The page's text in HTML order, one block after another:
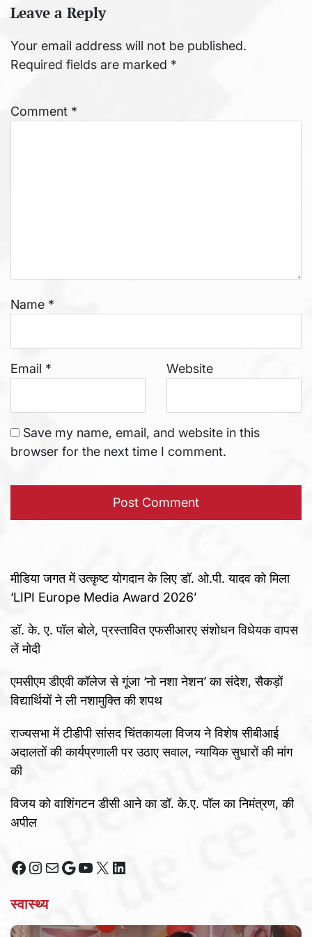
Leave a Reply
Your email address will not be published.
Required fields are marked *
Comment *
Name *
Email * Website
Save my name, email, and website in this
browser for the next time I comment.
मीडिया जगत में उत्कृष्ट योगदान के लिए डॉ. ओ.पी. यादव को मिला
‘LIPI Europe Media Award 2026’
डॉ. के. ए. पॉल बोले, प्रस्तावित एफसीआरए संशोधन विधेयक वापस
लें मोदी
एमसीएम डीएवी कॉलेज से गूंजा ‘नो नशा नेशन’ का संदेश, सैकड़ों
विद्यार्थियों ने ली नशामुक्ति की शपथ
राज्यसभा में टीडीपी सांसद चिंतकायला विजय ने विशेष सीबीआई
अदालतों की कार्यप्रणाली पर उठाए सवाल, न्यायिक सुधारों की मांग
की
विजय को वाशिंगटन डीसी आने का डॉ. के.ए. पॉल का निमंत्रण, की
अपील
Facebook
Instagram
MailGoogle
YouTube
X LinkedIn
स्वास्थ्य